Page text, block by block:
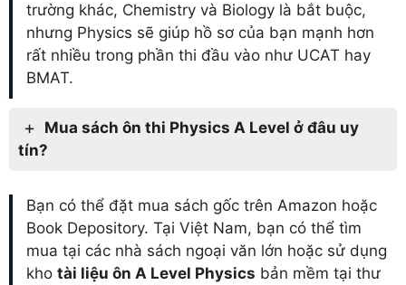
trường khác, Chemistry và Biology là bắt buộc,
nhưng Physics sẽ giúp hồ sơ của bạn mạnh hơn
rất nhiều trong phần thi đầu vào như UCAT hay
BMAT.
Mua sách ôn thi Physics A Level ở đâu uy
tín?
Bạn có thể đặt mua sách gốc trên Amazon hoặc
Book Depository. Tại Việt Nam, bạn có thể tìm
mua tại các nhà sách ngoại văn lớn hoặc sử dụng
kho tài liệu ôn A Level Physics bản mềm tại thư